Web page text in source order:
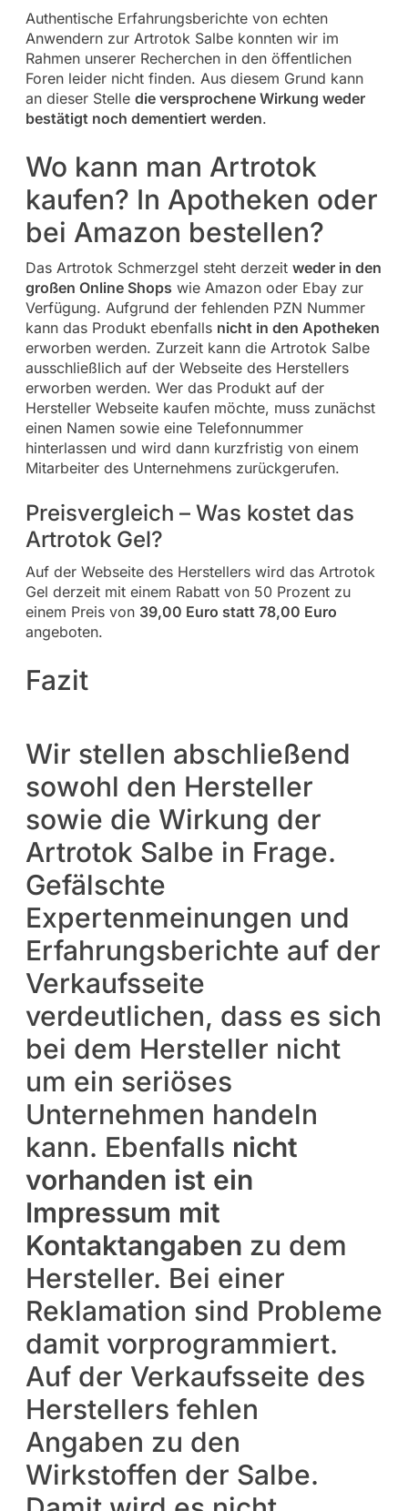
Authentische Erfahrungsberichte von echten
Anwendern zur Artrotok Salbe konnten wir im
Rahmen unserer Recherchen in den öffentlichen
Foren leider nicht finden. Aus diesem Grund kann
an dieser Stelle die versprochene Wirkung weder
bestätigt noch dementiert werden.
Wo kann man Artrotok
kaufen? In Apotheken oder
bei Amazon bestellen?
Das Artrotok Schmerzgel steht derzeit weder in den
großen Online Shops wie Amazon oder Ebay zur
Verfügung. Aufgrund der fehlenden PZN Nummer
kann das Produkt ebenfalls nicht in den Apotheken
erworben werden. Zurzeit kann die Artrotok Salbe
ausschließlich auf der Webseite des Herstellers
erworben werden. Wer das Produkt auf der
Hersteller Webseite kaufen möchte, muss zunächst
einen Namen sowie eine Telefonnummer
hinterlassen und wird dann kurzfristig von einem
Mitarbeiter des Unternehmens zurückgerufen.
Preisvergleich – Was kostet das
Artrotok Gel?
Auf der Webseite des Herstellers wird das Artrotok
Gel derzeit mit einem Rabatt von 50 Prozent zu
einem Preis von 39,00 Euro statt 78,00 Euro
angeboten.
Fazit
Wir stellen abschließend
sowohl den Hersteller
sowie die Wirkung der
Artrotok Salbe in Frage.
Gefälschte
Expertenmeinungen und
Erfahrungsberichte auf der
Verkaufsseite
verdeutlichen, dass es sich
bei dem Hersteller nicht
um ein seriöses
Unternehmen handeln
kann. Ebenfalls nicht
vorhanden ist ein
Impressum mit
Kontaktangaben zu dem
Hersteller. Bei einer
Reklamation sind Probleme
damit vorprogrammiert.
Auf der Verkaufsseite des
Herstellers fehlen
Angaben zu den
Wirkstoffen der Salbe.